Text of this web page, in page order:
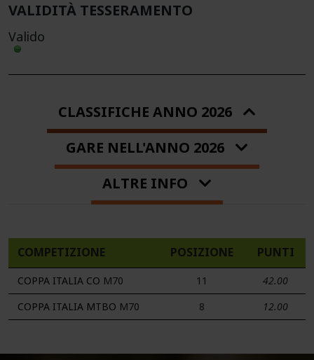
VALIDITÀ TESSERAMENTO
Valido
CLASSIFICHE ANNO 2026
GARE NELL'ANNO 2026
ALTRE INFO
COMPETIZIONE POSIZIONE PUNTI
COPPA ITALIA CO M70 11
42.00
COPPA ITALIA MTBO M70 8 12.00